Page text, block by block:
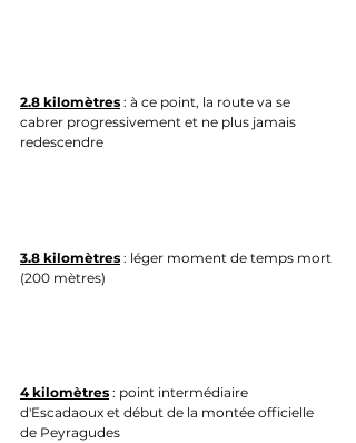
2.8 kilomètres : à ce point, la route va se
cabrer progressivement et ne plus jamais
redescendre
3.8 kilomètres : léger moment de temps mort
(200 mètres)
4 kilomètres : point intermédiaire
d'Escadaoux et début de la montée officielle
de Peyragudes